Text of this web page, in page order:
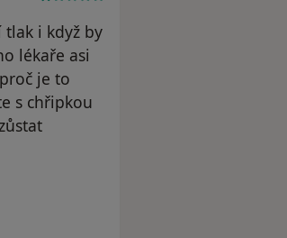
tlak i když by
lékaře asi
je to
s chřipkou